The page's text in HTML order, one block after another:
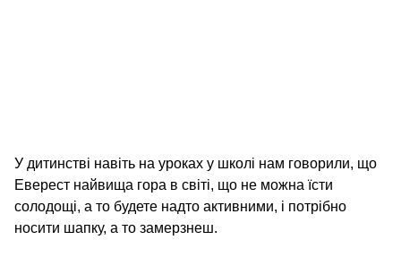
У дитинстві навіть на уроках у школі нам говорили, що
Еверест найвища гора в світі, що не можна їсти
солодощі, а то будете надто активними, і потрібно
носити шапку, а то замерзнеш.